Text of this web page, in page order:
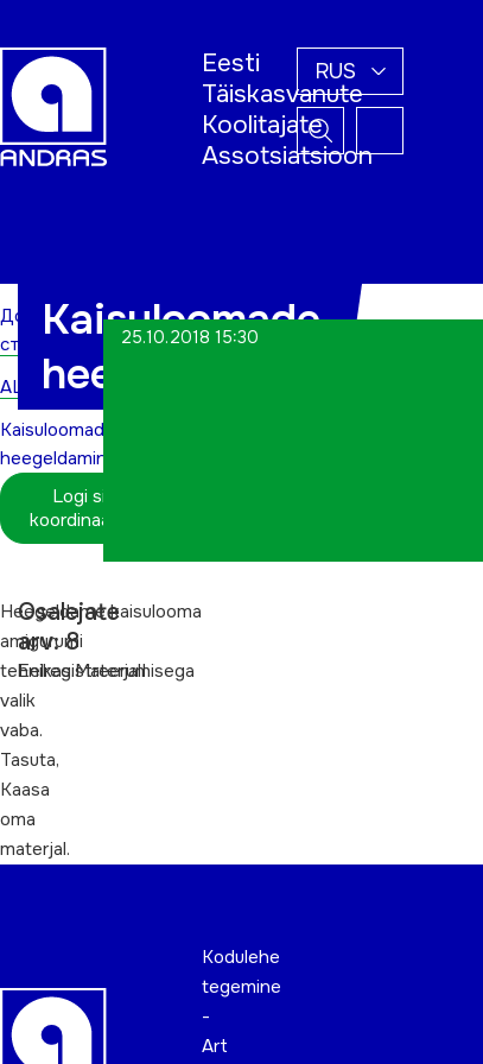
Eesti
Täiskasvanute
Koolitajate
Assotsiatsioon
RUS
Домашняя
страница
ALWs
Kaisuloomade
heegeldamine
Logi sisse
koordinaatorina
Kaisuloomade
heegeldamine
25.10.2018 15:30
Heegeldame kaisulooma
amigurumi
tehnikas.MaterjalI
valik
vaba.
Tasuta,
Kaasa
oma
materjal.
Osalejate
arv: 8
Eelregistreerumisega
Kodulehe
tegemine
-
Art